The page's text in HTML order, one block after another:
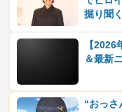
掘り聞く
【
＆最新
“おっ